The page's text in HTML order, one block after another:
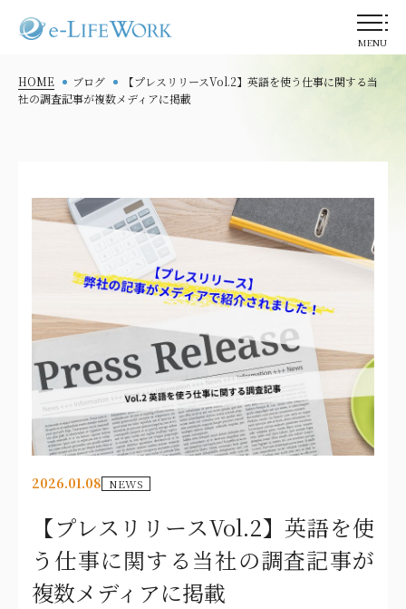
MENU
HOME ブログ
【プレスリリースVol.2】英語を使う仕事に関する当
社の調査記事が複数メディアに掲載
2026.01.08 NEWS
【プレスリリースVol.2】英語を使
う仕事に関する当社の調査記事が
複数メディアに掲載